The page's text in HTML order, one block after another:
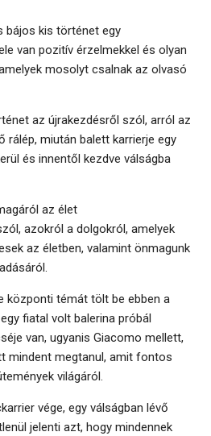
bájos kis történet egy
van pozitív érzelmekkel és olyan
mosolyt csalnak az olvasó
az újrakezdésről szól, arról az
rálép, miután balett karrierje egy
és innentől kezdve válságba
az élet
azokról a dolgokról, amelyek
az életben, valamint önmagunk
központi témát tölt be ebben a
fiatal volt balerina próbál
van, ugyanis Giacomo mellett,
mindent megtanul, amit fontos
világáról.
vége, egy válságban lévő
jelenti azt, hogy mindennek